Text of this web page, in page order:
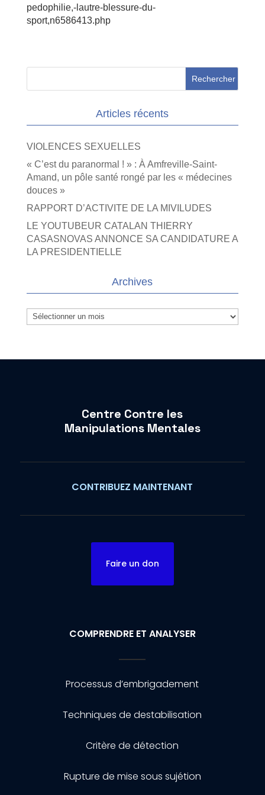
pedophilie,-lautre-blessure-du-
sport,n6586413.php
Articles récents
VIOLENCES SEXUELLES
« C’est du paranormal ! » : À Amfreville-Saint-
Amand, un pôle santé rongé par les « médecines
douces »
RAPPORT D’ACTIVITE DE LA MIVILUDES
LE YOUTUBEUR CATALAN THIERRY
CASASNOVAS ANNONCE SA CANDIDATURE A
LA PRESIDENTIELLE
Archives
Archives
Centre Contre les
Manipulations Mentales
CONTRIBUEZ MAINTENANT
Faire un don
COMPRENDRE ET ANALYSER
Processus d’embrigadement
Techniques de destabilisation
Critère de détection
Rupture de mise sous sujétion